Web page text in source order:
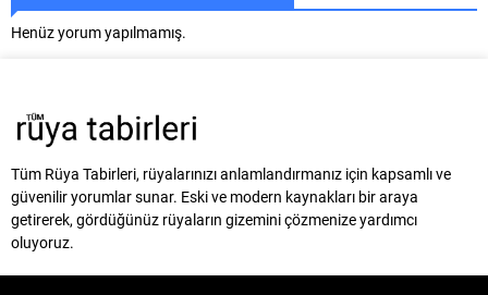
Henüz yorum yapılmamış.
Tüm Rüya Tabirleri, rüyalarınızı anlamlandırmanız için kapsamlı ve
güvenilir yorumlar sunar. Eski ve modern kaynakları bir araya
getirerek, gördüğünüz rüyaların gizemini çözmenize yardımcı
oluyoruz.